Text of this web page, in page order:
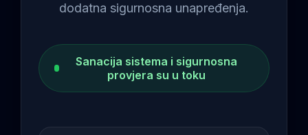
dodatna sigurnosna unapređenja.
Sanacija sistema i sigurnosna
provjera su u toku